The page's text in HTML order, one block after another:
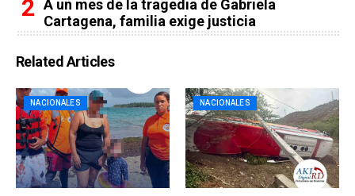
A un mes de la tragedia de Gabriela
Cartagena, familia exige justicia
Related Articles
NACIONALES NACIONALES